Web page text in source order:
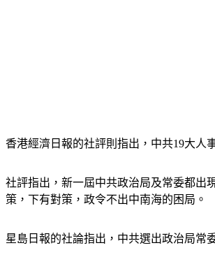
香港經濟日報的社評則指出，中共19大人
社評指出，新一屆中共政治局及常委都出
策，下有對策，政令不出中南海的困局。
星島日報的社論指出，中共選出政治局常